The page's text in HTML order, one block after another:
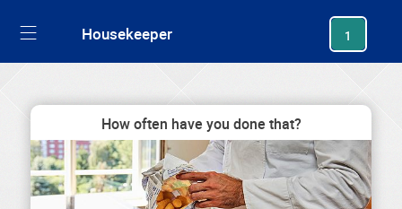
Housekeeper 1
How often have you done that?